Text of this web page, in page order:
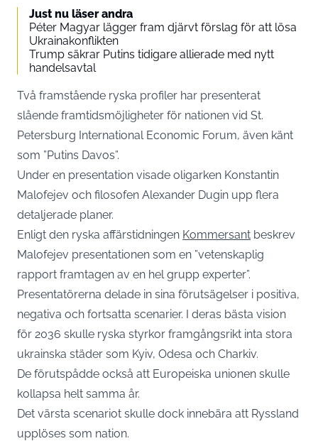
Just nu läser andra
Péter Magyar lägger fram djärvt förslag för att lösa
Ukrainakonflikten
Trump säkrar Putins tidigare allierade med nytt
handelsavtal
Två framstående ryska profiler har presenterat
slående framtidsmöjligheter för nationen vid St.
Petersburg International Economic Forum, även känt
som ”Putins Davos”.
Under en presentation visade oligarken Konstantin
Malofejev och filosofen Alexander Dugin upp flera
detaljerade planer.
Enligt den ryska affärstidningen Kommersant beskrev
Malofejev presentationen som en ”vetenskaplig
rapport framtagen av en hel grupp experter”.
Presentatörerna delade in sina förutsägelser i positiva,
negativa och fortsatta scenarier. I deras bästa vision
för 2036 skulle ryska styrkor framgångsrikt inta stora
ukrainska städer som Kyiv, Odesa och Charkiv.
De förutspådde också att Europeiska unionen skulle
kollapsa helt samma år.
Det värsta scenariot skulle dock innebära att Ryssland
upplöses som nation.